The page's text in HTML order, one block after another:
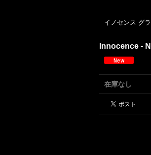
イノセンス グ
Innocence -
在庫なし